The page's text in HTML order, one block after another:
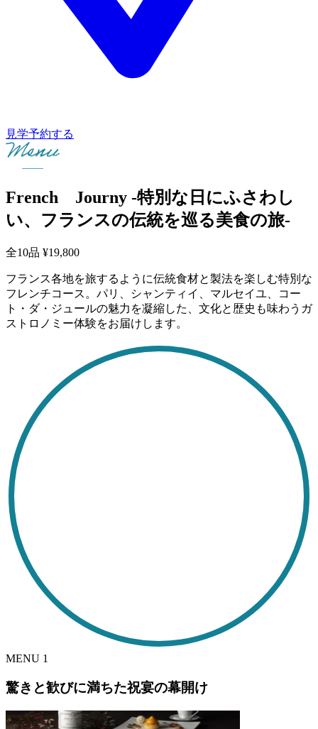
見学予約する
French Journy -特別な日にふさわし
い、フランスの伝統を巡る美食の旅-
全10品 ¥19,800
フランス各地を旅するように伝統食材と製法を楽しむ特別な
フレンチコース。パリ、シャンティイ、マルセイユ、コー
ト・ダ・ジュールの魅力を凝縮した、文化と歴史も味わうガ
ストロノミー体験をお届けします。
MENU 1
驚きと歓びに満ちた祝宴の幕開け